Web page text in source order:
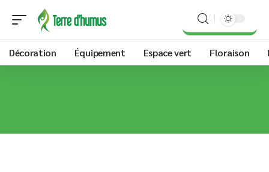
Décoration Équipement Espace vert Floraison